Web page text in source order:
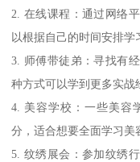
2. 在线课程：通过网络
以根据自己的时间安排学
3. 师傅带徒弟：寻找有
种方式可以学到更多实战
4. 美容学校：一些美容
分，适合想要全面学习美
5. 纹绣展会：参加纹绣